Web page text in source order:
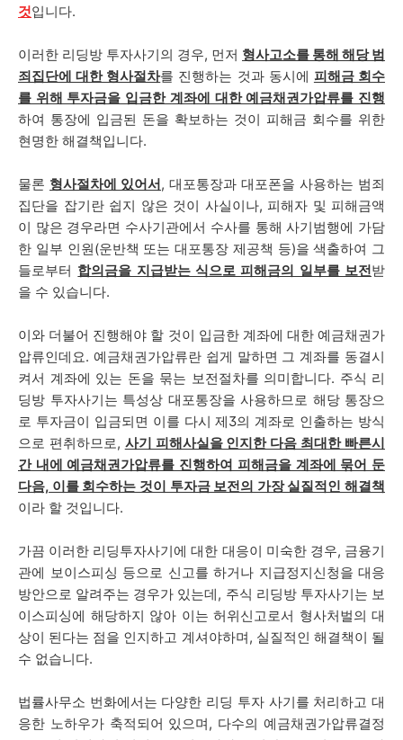
것입니다.
이러한 리딩방 투자사기의 경우, 먼저 형사고소를 통해 해당 범
죄집단에 대한 형사절차를 진행하는 것과 동시에 피해금 회수
를 위해 투자금을 입금한 계좌에 대한 예금채권가압류를 진행
하여 통장에 입금된 돈을 확보하는 것이 피해금 회수를 위한
현명한 해결책입니다.
물론 형사절차에 있어서, 대포통장과 대포폰을 사용하는 범죄
집단을 잡기란 쉽지 않은 것이 사실이나, 피해자 및 피해금액
이 많은 경우라면 수사기관에서 수사를 통해 사기범행에 가담
한 일부 인원(운반책 또는 대포통장 제공책 등)을 색출하여 그
들로부터 합의금을 지급받는 식으로 피해금의 일부를 보전받
을 수 있습니다.
이와 더불어 진행해야 할 것이 입금한 계좌에 대한 예금채권가
압류인데요. 예금채권가압류란 쉽게 말하면 그 계좌를 동결시
켜서 계좌에 있는 돈을 묶는 보전절차를 의미합니다. 주식 리
딩방 투자사기는 특성상 대포통장을 사용하므로 해당 통장으
로 투자금이 입금되면 이를 다시 제3의 계좌로 인출하는 방식
으로 편취하므로, 사기 피해사실을 인지한 다음 최대한 빠른시
간 내에 예금채권가압류를 진행하여 피해금을 계좌에 묶어 둔
다음, 이를 회수하는 것이 투자금 보전의 가장 실질적인 해결책
이라 할 것입니다.
가끔 이러한 리딩투자사기에 대한 대응이 미숙한 경우, 금융기
관에 보이스피싱 등으로 신고를 하거나 지급정지신청을 대응
방안으로 알려주는 경우가 있는데, 주식 리딩방 투자사기는 보
이스피싱에 해당하지 않아 이는 허위신고로서 형사처벌의 대
상이 된다는 점을 인지하고 계셔야하며, 실질적인 해결책이 될
수 없습니다.
법률사무소 번화에서는 다양한 리딩 투자 사기를 처리하고 대
응한 노하우가 축적되어 있으며, 다수의 예금채권가압류결정